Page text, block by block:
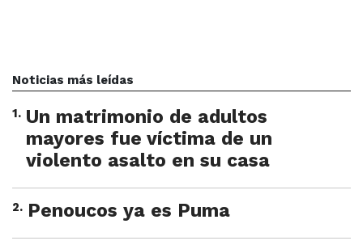
Noticias más leídas
1. Un matrimonio de adultos
mayores fue víctima de un
violento asalto en su casa
2. Penoucos ya es Puma